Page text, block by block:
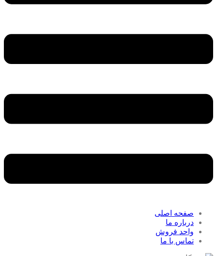
صفحه اصلی
درباره ما
واحد فروش
تماس با ما